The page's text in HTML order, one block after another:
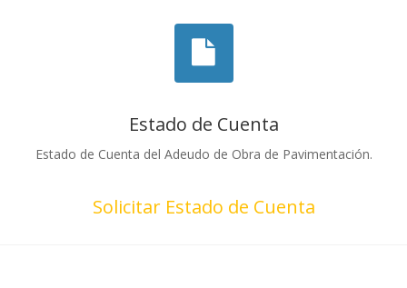
Estado de Cuenta
Estado de Cuenta del Adeudo de Obra de Pavimentación.
Solicitar Estado de Cuenta